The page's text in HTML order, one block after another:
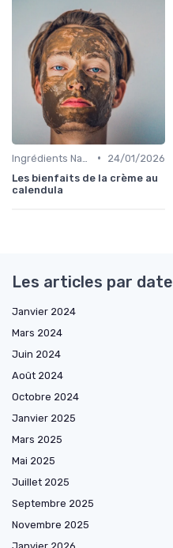
•
24/01/2026
Les bienfaits de la crème au
calendula
Les articles par date
Janvier 2024
Mars 2024
Juin 2024
Août 2024
Octobre 2024
Janvier 2025
Mars 2025
Mai 2025
Juillet 2025
Septembre 2025
Novembre 2025